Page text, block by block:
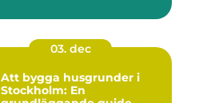
03. dec
Att bygga husgrunder i
Stockholm: En